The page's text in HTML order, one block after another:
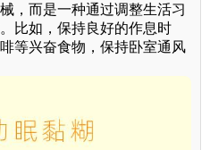
，而是一种通过调整生活习
比如，保持良好的作息时
等兴奋食物，保持卧室通风